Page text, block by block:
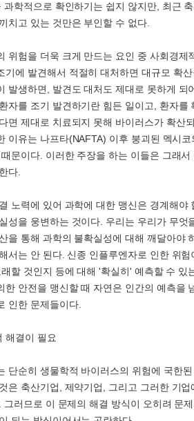
과학적으로 확인하기는 쉽지 않지만, 최근
치고 있는 것만은 부인할 수 없다.
위험을 더욱 크게 만드는 요인 중 사회경제
기에 발견해서 적절히 대처하면 대규모 확
발생하면, 발견도 대처도 제대로 못하게 되
자를 조기 발견하기란 힘든 일이고, 환자를
면 제대로 치료되지 못해 바이러스가 확산
이유는 나프타(NAFTA) 이후 붕괴된 멕시
문이다. 이러한 주장을 하는 이들은 그래
다.
노력에 있어 과학에 대한 맹신은 경계해야
성을 웅변하는 것이다. 우리는 우리가 무엇
을 통해 과학의 불확실성에 대해 깨달아야
서는 안 된다. 신종 인플루엔자로 인한 위
할 것인지 등에 대해 '확실히' 예측할 수 있
한 안전을 맹신할 때 자연은 인간의 예측을
인한 문제들이다.
해결이 필요
단순히 생물학적 바이러스의 위험에 국한
은 축산기업, 제약기업, 그리고 그러한 기
그러므로 이 문제의 해결 방식이 오히려 문